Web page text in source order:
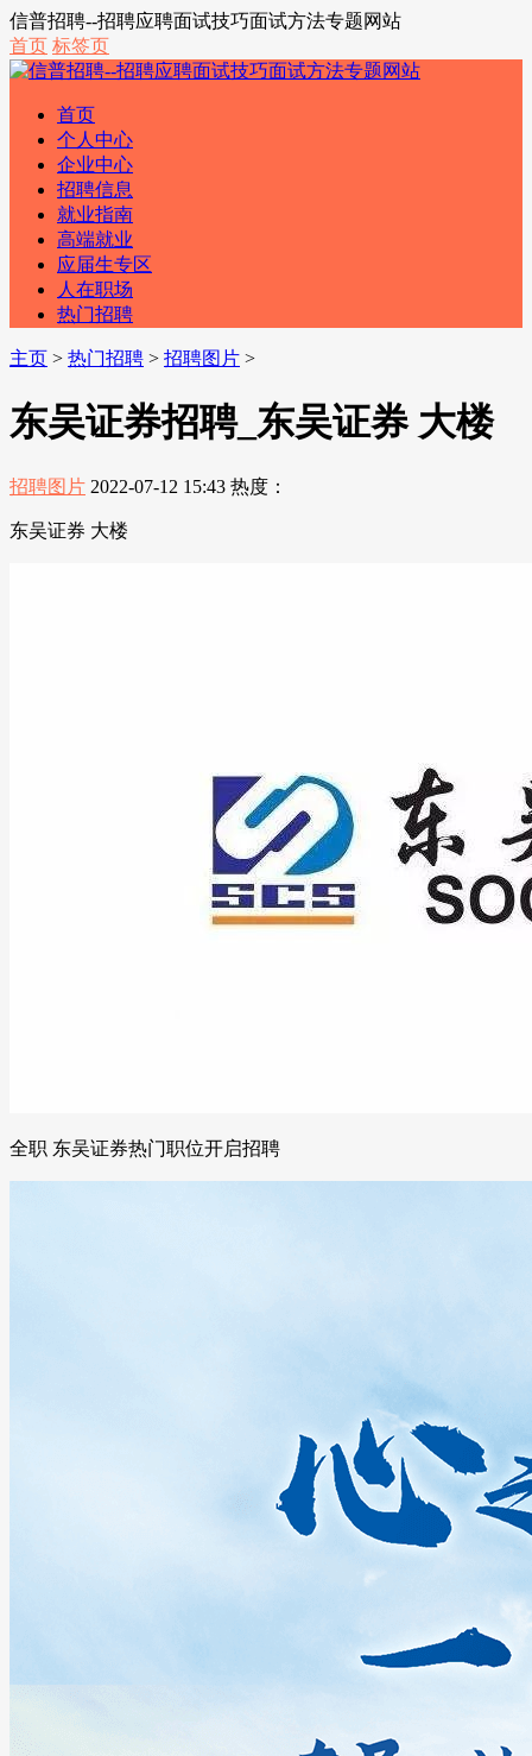
信普招聘--招聘应聘面试技巧面试方法专题网站
首页 标签页
首页
个人中心
企业中心
招聘信息
就业指南
高端就业
应届生专区
人在职场
热门招聘
主页 > 热门招聘 > 招聘图片 >
东吴证券招聘_东吴证券 大楼
招聘图片 2022-07-12 15:43 热度：
东吴证券 大楼
全职 东吴证券热门职位开启招聘